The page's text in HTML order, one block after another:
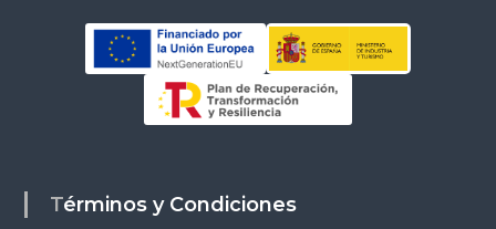
Términos y Condiciones